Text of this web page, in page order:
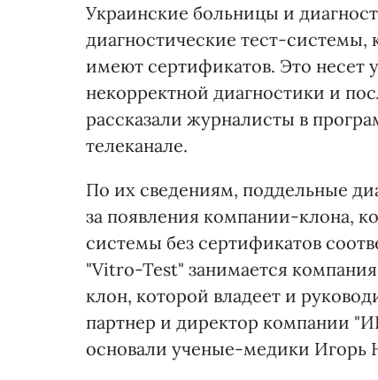
Украинские больницы и
диагностические тест-системы,
имеют сертификатов. Это несет
некорректной диагностики и
рассказали журналисты в
телеканале.
По их сведениям, поддельные
за появления компании-клона,
системы без сертификатов
"Vitro-Test" занимается
клон, которой владеет и
партнер и директор компании
основали ученые-медики Игорь